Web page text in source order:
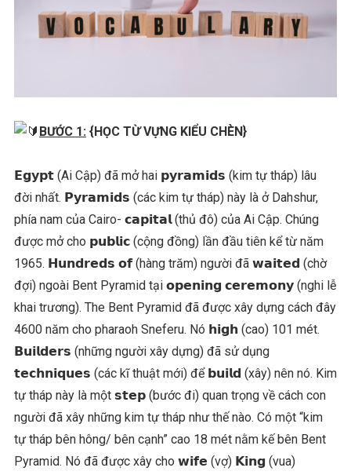
BƯỚC 1: {HỌC TỪ VỰNG KIỂU CHÈN}
𝗘𝗴𝘆𝗽𝘁 (Ai Cập) đã mở hai 𝗽𝘆𝗿𝗮𝗺𝗶𝗱𝘀 (kim tự tháp) lâu
đời nhất. 𝗣𝘆𝗿𝗮𝗺𝗶𝗱𝘀 (các kim tự tháp) này là ở Dahshur,
phía nam của Cairo- 𝗰𝗮𝗽𝗶𝘁𝗮𝗹 (thủ đô) của Ai Cập. Chúng
được mở cho 𝗽𝘂𝗯𝗹𝗶𝗰 (cộng đồng) lần đầu tiên kể từ năm
1965. 𝗛𝘂𝗻𝗱𝗿𝗲𝗱𝘀 𝗼𝗳 (hàng trăm) người đã 𝘄𝗮𝗶𝘁𝗲𝗱 (chờ
đợi) ngoài Bent Pyramid tại 𝗼𝗽𝗲𝗻𝗶𝗻𝗴 𝗰𝗲𝗿𝗲𝗺𝗼𝗻𝘆 (nghi lễ
khai trương). The Bent Pyramid đã được xây dựng cách đây
4600 năm cho pharaoh Sneferu. Nó 𝗵𝗶𝗴𝗵 (cao) 101 mét.
𝗕𝘂𝗶𝗹𝗱𝗲𝗿𝘀 (những người xây dựng) đã sử dụng
𝘁𝗲𝗰𝗵𝗻𝗶𝗾𝘂𝗲𝘀 (các kĩ thuật mới) để 𝗯𝘂𝗶𝗹𝗱 (xây) nên nó. Kim
tự tháp này là một 𝘀𝘁𝗲𝗽 (bước đi) quan trọng về cách con
người đã xây những kim tự tháp như thế nào. Có một “kim
tự tháp bên hông/ bên cạnh” cao 18 mét nằm kế bên Bent
Pyramid. Nó đã được xây cho 𝘄𝗶𝗳𝗲 (vợ) 𝗞𝗶𝗻𝗴 (vua)